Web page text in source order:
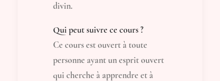
divin.
Qui peut suivre ce cours ?
Ce cours est ouvert à toute
personne ayant un esprit ouvert
qui cherche à apprendre et à